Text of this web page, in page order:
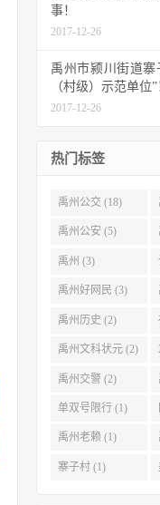
事！
2017-12-26
禹州市颍川街道
（村级）示范单位”
2017-12-26
热门标签
禹州公交 (18)
禹州公安 (5)
禹州 (3)
禹州好网民 (3)
禹州历史 (2)
禹州文科状元 (2)
禹州交警 (2)
单双号限行 (1)
禹州老赖 (1)
寨子村 (1)